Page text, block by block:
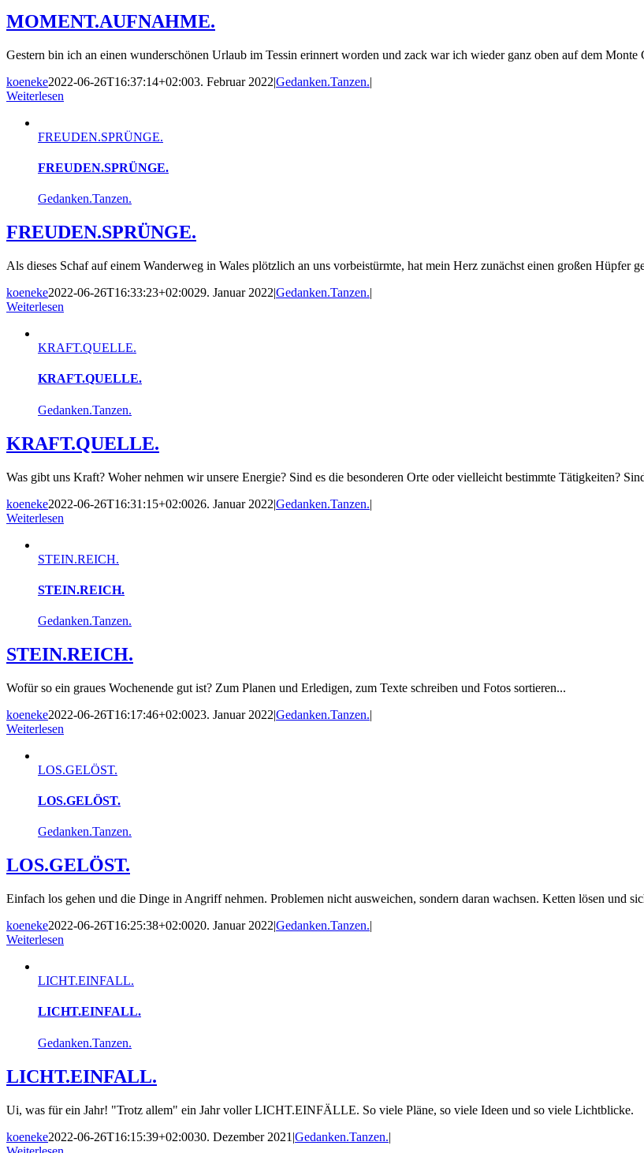
MOMENT.AUFNAHME.
Gestern bin ich an einen wunderschönen Urlaub im Tessin erinnert worden und zack war ich wieder ganz oben auf dem Monte
koeneke2022-06-26T16:37:14+02:003. Februar 2022|Gedanken.Tanzen.|
Weiterlesen
FREUDEN.SPRÜNGE.
FREUDEN.SPRÜNGE.
Gedanken.Tanzen.
FREUDEN.SPRÜNGE.
Als dieses Schaf auf einem Wanderweg in Wales plötzlich an uns vorbeistürmte, hat mein Herz zunächst einen großen Hüpfer
koeneke2022-06-26T16:33:23+02:0029. Januar 2022|Gedanken.Tanzen.|
Weiterlesen
KRAFT.QUELLE.
KRAFT.QUELLE.
Gedanken.Tanzen.
KRAFT.QUELLE.
Was gibt uns Kraft? Woher nehmen wir unsere Energie? Sind es die besonderen Orte oder vielleicht bestimmte Tätigkeiten?
koeneke2022-06-26T16:31:15+02:0026. Januar 2022|Gedanken.Tanzen.|
Weiterlesen
STEIN.REICH.
STEIN.REICH.
Gedanken.Tanzen.
STEIN.REICH.
Wofür so ein graues Wochenende gut ist? Zum Planen und Erledigen, zum Texte schreiben und Fotos sortieren...
koeneke2022-06-26T16:17:46+02:0023. Januar 2022|Gedanken.Tanzen.|
Weiterlesen
LOS.GELÖST.
LOS.GELÖST.
Gedanken.Tanzen.
LOS.GELÖST.
Einfach los gehen und die Dinge in Angriff nehmen. Problemen nicht ausweichen, sondern daran wachsen. Ketten lösen und
koeneke2022-06-26T16:25:38+02:0020. Januar 2022|Gedanken.Tanzen.|
Weiterlesen
LICHT.EINFALL.
LICHT.EINFALL.
Gedanken.Tanzen.
LICHT.EINFALL.
Ui, was für ein Jahr! "Trotz allem" ein Jahr voller LICHT.EINFÄLLE. So viele Pläne, so viele Ideen und so viele Lichtblicke.
koeneke2022-06-26T16:15:39+02:0030. Dezember 2021 |Gedanken.Tanzen.|